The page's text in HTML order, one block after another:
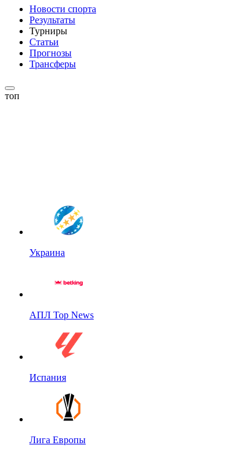
Новости спорта
Результаты
Турниры
Статьи
Прогнозы
Трансферы
топ
Украина
АПЛ Top News
Испания
Лига Европы